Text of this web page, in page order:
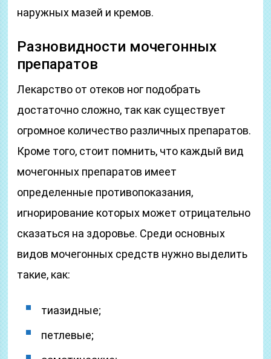
наружных мазей и кремов.
Разновидности мочегонных
препаратов
Лекарство от отеков ног подобрать
достаточно сложно, так как существует
огромное количество различных препаратов.
Кроме того, стоит помнить, что каждый вид
мочегонных препаратов имеет
определенные противопоказания,
игнорирование которых может отрицательно
сказаться на здоровье. Среди основных
видов мочегонных средств нужно выделить
такие, как:
тиазидные;
петлевые;